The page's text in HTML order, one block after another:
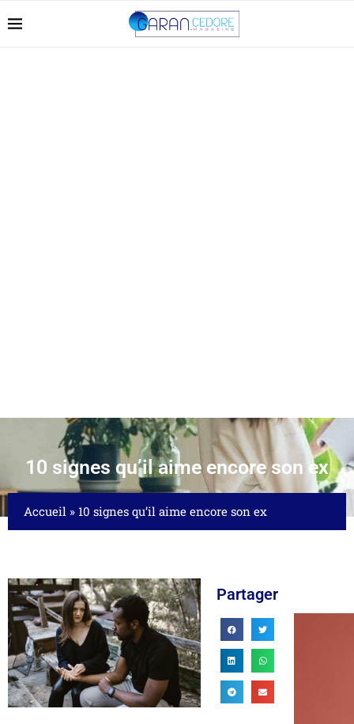
10 signes qu’il aime encore son ex
Accueil » 10 signes qu’il aime encore son ex
Partager
ET...